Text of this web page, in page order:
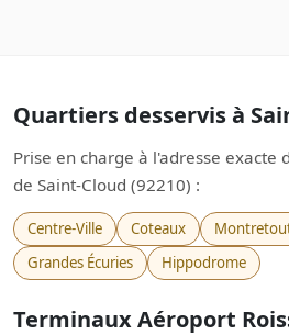
Quartiers desservis à
Prise en charge à l'adresse exacte
de Saint-Cloud (92210) :
Centre-Ville Coteaux
Grandes Écuries
Hippodrome
Terminaux Aéroport